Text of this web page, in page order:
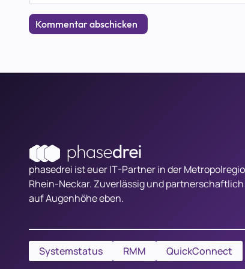
phasedrei ist euer IT-Partner in der
Rhein-Neckar. Zuverlässig und partnerschaftlich
auf Augenhöhe eben.
Systemstatus RMM QuickConnect